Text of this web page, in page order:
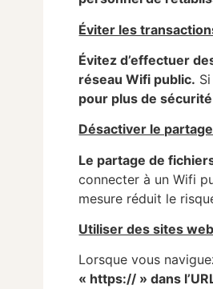
Éviter les
Évitez d’effectuer
réseau Wifi public.
pour plus de sécurité
Désactiver le
Le partage de
connecter à un Wifi
mesure réduit le
Utiliser des sites
Lorsque vous
« https:// » dans